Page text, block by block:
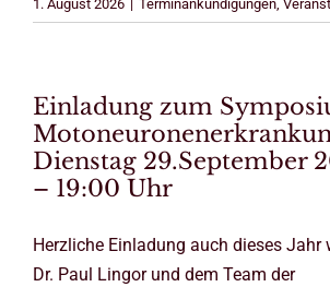
1. August 2026 | Terminankündigungen,
Einladung zum
Dienstag 29.September
– 19:00 Uhr
Herzliche Einladung auch dieses Jahr
Dr. Paul Lingor und dem Team der